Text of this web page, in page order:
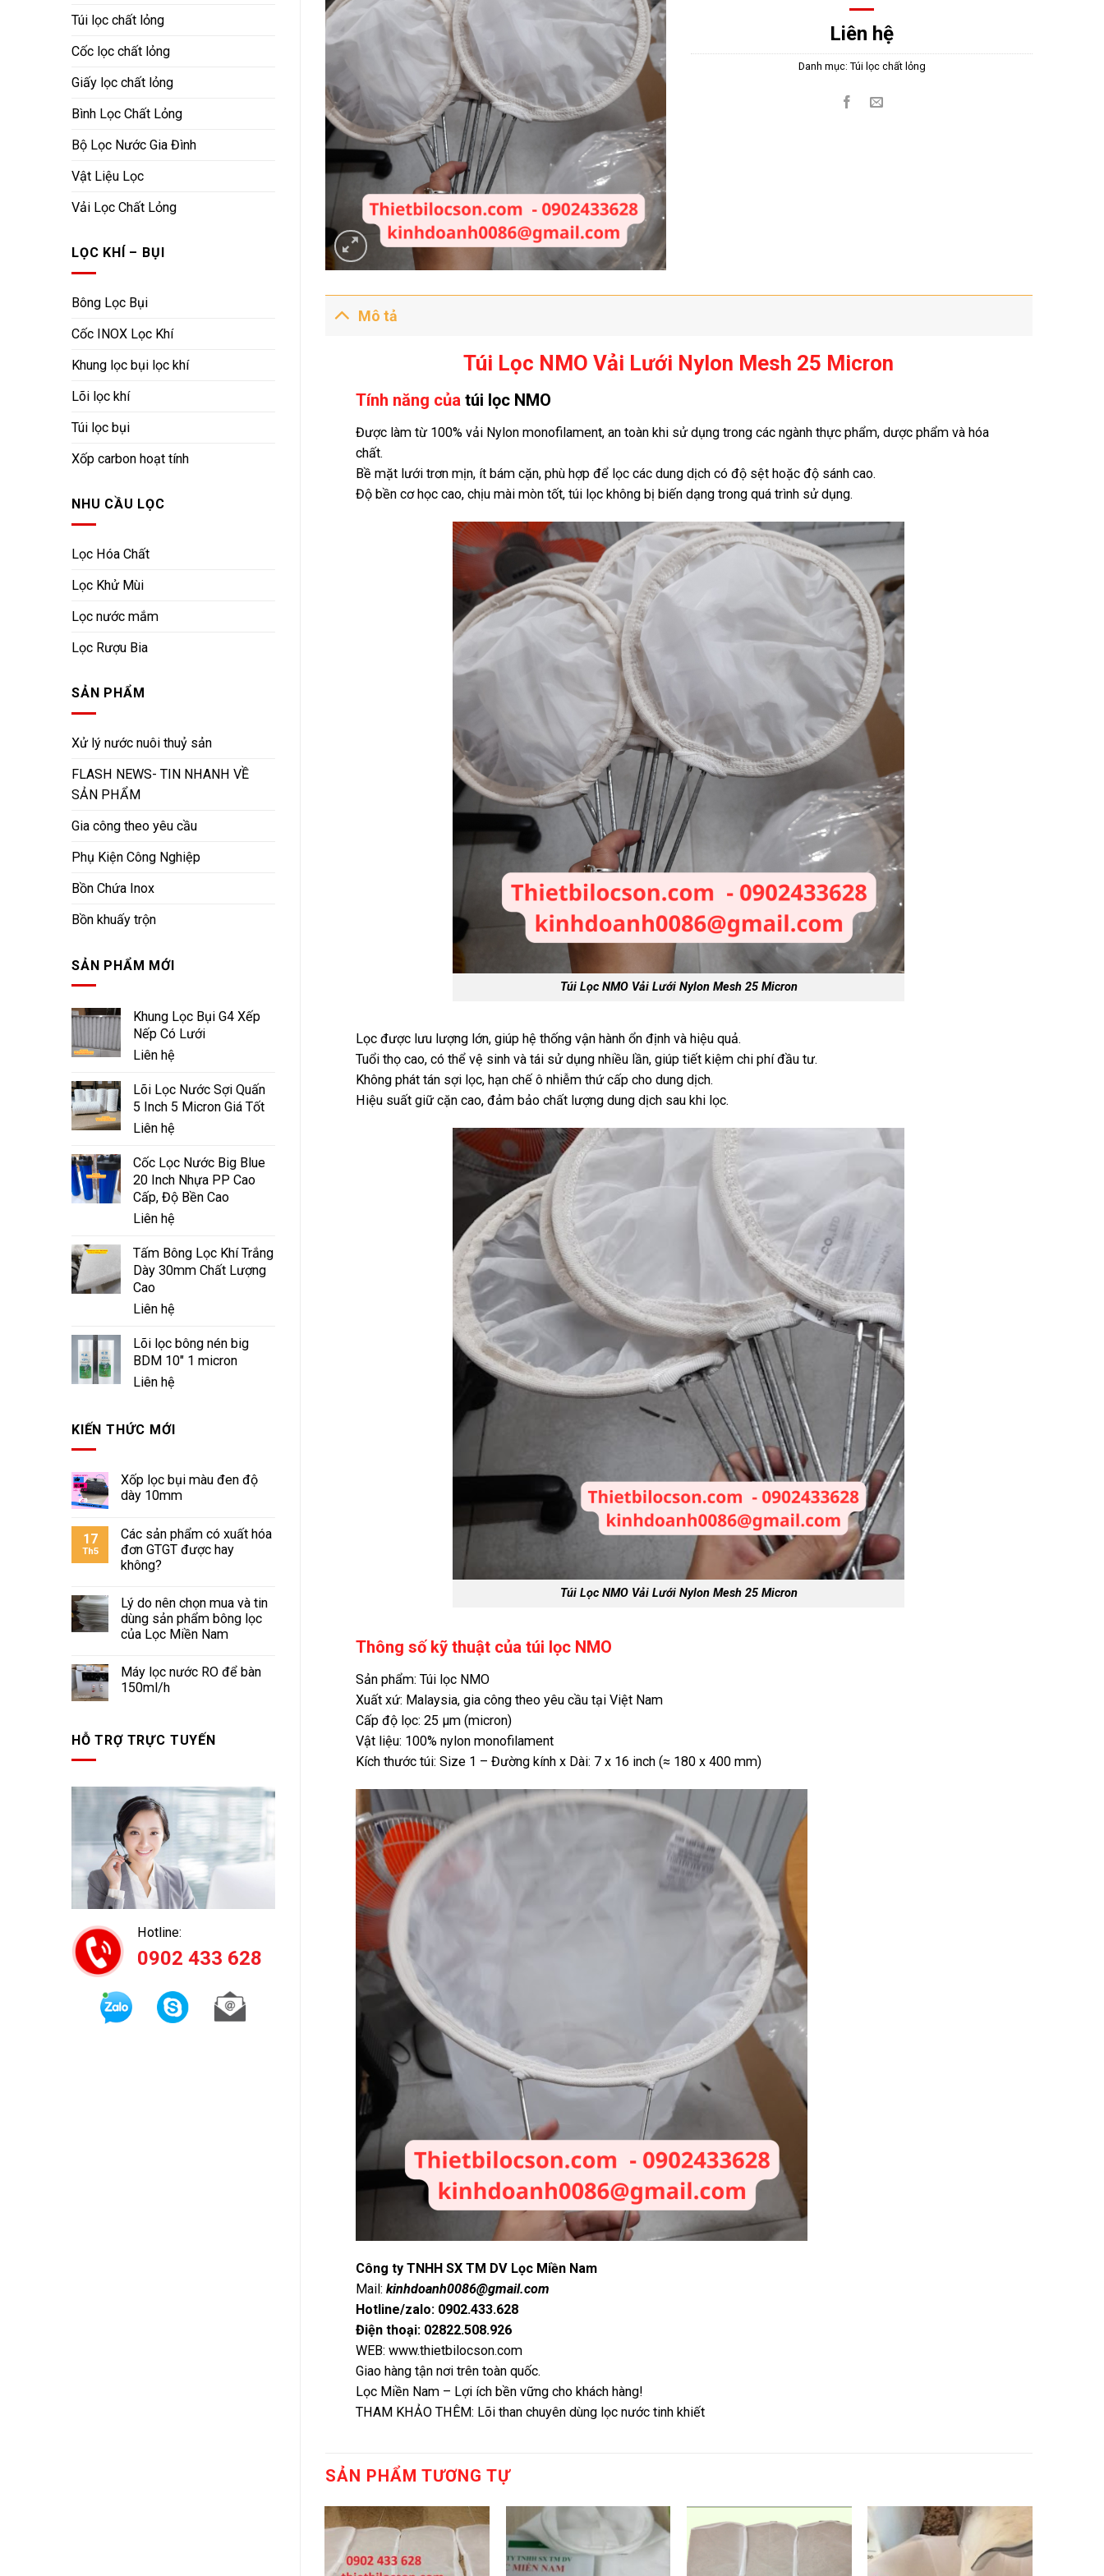
Túi lọc chất lỏng
Cốc lọc chất lỏng
Giấy lọc chất lỏng
Bình Lọc Chất Lỏng
Bộ Lọc Nước Gia Đình
Vật Liệu Lọc
Vải Lọc Chất Lỏng
LỌC KHÍ – BỤI
Bông Lọc Bụi
Cốc INOX Lọc Khí
Khung lọc bụi lọc khí
Lõi lọc khí
Túi lọc bụi
Xốp carbon hoạt tính
NHU CẦU LỌC
Lọc Hóa Chất
Lọc Khử Mùi
Lọc nước mắm
Lọc Rượu Bia
SẢN PHẨM
Xử lý nước nuôi thuỷ sản
FLASH NEWS- TIN NHANH VỀ
SẢN PHẨM
Gia công theo yêu cầu
Phụ Kiện Công Nghiệp
Bồn Chứa Inox
Bồn khuấy trộn
SẢN PHẨM MỚI
Khung Lọc Bụi G4 Xếp
Nếp Có Lưới
Liên hệ
Lõi Lọc Nước Sợi Quấn
5 Inch 5 Micron Giá Tốt
Liên hệ
Cốc Lọc Nước Big Blue
20 Inch Nhựa PP Cao
Cấp, Độ Bền Cao
Liên hệ
Tấm Bông Lọc Khí Trắng
Dày 30mm Chất Lượng
Cao
Liên hệ
Lõi lọc bông nén big
BDM 10" 1 micron
Liên hệ
KIẾN THỨC MỚI
Xốp lọc bụi màu đen độ
dày 10mm
17
Th5
Các sản phẩm có xuất hóa
đơn GTGT được hay
không?
Lý do nên chọn mua và tin
dùng sản phẩm bông lọc
của Lọc Miền Nam
Máy lọc nước RO để bàn
150ml/h
HỖ TRỢ TRỰC TUYẾN
Hotline:
0902 433 628
Liên hệ
Danh mục:Túi lọc chất lỏng
Mô tả
Túi Lọc NMO Vải Lưới Nylon Mesh 25 Micron
Tính năng của túi lọc NMO
Được làm từ 100% vải Nylon monofilament, an toàn khi sử dụng trong các ngành thực phẩm, dược phẩm và hóa
chất.
Bề mặt lưới trơn mịn, ít bám cặn, phù hợp để lọc các dung dịch có độ sệt hoặc độ sánh cao.
Độ bền cơ học cao, chịu mài mòn tốt, túi lọc không bị biến dạng trong quá trình sử dụng.
Túi Lọc NMO Vải Lưới Nylon Mesh 25 Micron
Lọc được lưu lượng lớn, giúp hệ thống vận hành ổn định và hiệu quả.
Tuổi thọ cao, có thể vệ sinh và tái sử dụng nhiều lần, giúp tiết kiệm chi phí đầu tư.
Không phát tán sợi lọc, hạn chế ô nhiễm thứ cấp cho dung dịch.
Hiệu suất giữ cặn cao, đảm bảo chất lượng dung dịch sau khi lọc.
Túi Lọc NMO Vải Lưới Nylon Mesh 25 Micron
Thông số kỹ thuật của túi lọc NMO
Sản phẩm: Túi lọc NMO
Xuất xứ: Malaysia, gia công theo yêu cầu tại Việt Nam
Cấp độ lọc: 25 μm (micron)
Vật liệu: 100% nylon monofilament
Kích thước túi: Size 1 – Đường kính x Dài: 7 x 16 inch (≈ 180 x 400 mm)
Công ty TNHH SX TM DV Lọc Miền Nam
Mail: kinhdoanh0086@gmail.com
Hotline/zalo: 0902.433.628
Điện thoại: 02822.508.926
WEB: www.thietbilocson.com
Giao hàng tận nơi trên toàn quốc.
Lọc Miền Nam – Lợi ích bền vững cho khách hàng!
THAM KHẢO THÊM: Lõi than chuyên dùng lọc nước tinh khiết
SẢN PHẨM TƯƠNG TỰ